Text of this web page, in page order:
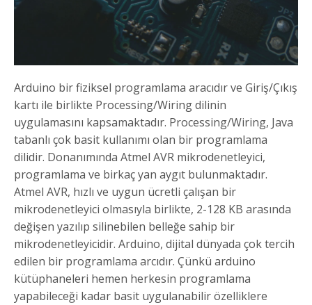
Arduino bir fiziksel programlama aracıdır ve Giriş/Çıkış
kartı ile birlikte Processing/Wiring dilinin
uygulamasını kapsamaktadır. Processing/Wiring, Java
tabanlı çok basit kullanımı olan bir programlama
dilidir. Donanımında Atmel AVR mikrodenetleyici,
programlama ve birkaç yan aygıt bulunmaktadır.
Atmel AVR, hızlı ve uygun ücretli çalışan bir
mikrodenetleyici olmasıyla birlikte, 2-128 KB arasında
değişen yazılıp silinebilen belleğe sahip bir
mikrodenetleyicidir. Arduino, dijital dünyada çok tercih
edilen bir programlama arcıdır. Çünkü arduino
kütüphaneleri hemen herkesin programlama
yapabileceği kadar basit uygulanabilir özelliklere